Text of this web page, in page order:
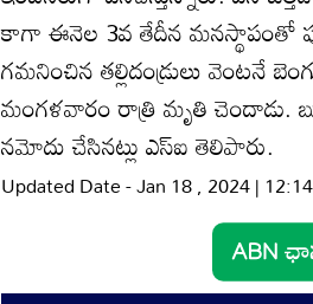
కాగా ఈనెల 3వ తేదీన మనస్థాపంతో
గమనించిన తల్లిదండ్రులు వెంటనే
మంగళవారం రాత్రి మృతి చెందాడు.
నమోదు చేసినట్లు ఎస్‌ఐ తెలిపారు.
Updated Date - Jan 18 , 2024 |